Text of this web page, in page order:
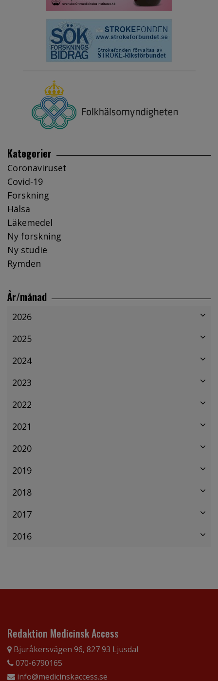
Kategorier
Coronaviruset
Covid-19
Forskning
Hälsa
Läkemedel
Ny forskning
Ny studie
Rymden
År/månad
2026
2025
2024
2023
2022
2021
2020
2019
2018
2017
2016
Redaktion Medicinsk Access
Bjuråkersvägen 96, 827 93 Ljusdal
070-6790165
info@medicinskaccess.se